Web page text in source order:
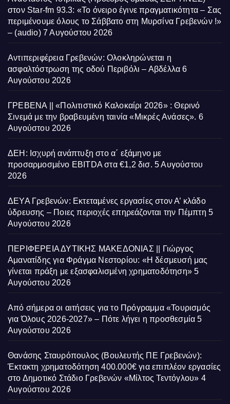
στον Star-fm 93.3: «Το όνειρο έγινε πραγματικότητα – Σας
περιμένουμε όλους το Σάββατο στη Μυρσίνα Γρεβενών !»
– (audio) 7 Αυγούστου 2026
Αντιπεριφέρεια Γρεβενών: Ολοκληρώνεται η
ασφαλτόστρωση της οδού Περιβόλι – Αβδέλλα 6
Αυγούστου 2026
ΓΡΕΒΕΝΑ || «Πολιτιστικό Καλοκαίρι 2026» : Θερινό
Σινεμά με την βραβευμένη ταινία «Μικρές Ανάσες». 6
Αυγούστου 2026
ΔΕΗ: Ισχυρή ανάπτυξη στο α΄ εξάμηνο με
προσαρμοσμένο EBITDA στα €1,2 δισ. 5 Αυγούστου
2026
ΔΕΥΑ Γρεβενών: Εκτεταμένες εργασίες στον Α’ κλάδο
ύδρευσης – Ποιες περιοχές επηρεάζονται την Πέμπτη 5
Αυγούστου 2026
ΠΕΡΙΦΕΡΕΙΑ ΔΥΤΙΚΗΣ ΜΑΚΕΔΟΝΙΑΣ || Γιώργος
Αμανατίδης για Φράγμα Νεστορίου: «Η δέσμευσή μας
γίνεται πράξη με εξασφαλισμένη χρηματοδότηση» 5
Αυγούστου 2026
Από σήμερα οι αιτήσεις για το Πρόγραμμα «Τουρισμός
για Όλους 2026-2027» – Πότε λήγει η προσθεσμία 5
Αυγούστου 2026
Θανάσης Σταυρόπουλος (Βουλευτής ΠΕ Γρεβενών):
Έκτακτη χρηματοδότηση 400.000€ για επιπλέον εργασίες
στο Δημοτικό Στάδιο Γρεβενών «Μίλτος Τεντόγλου» 4
Αυγούστου 2026